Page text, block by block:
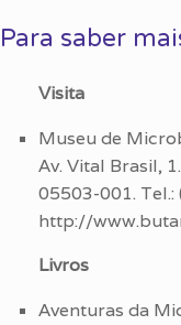
Para saber
Visita
Museu de
Av. Vital Brasil,
05503-001.
http://
Livros
Aventuras da